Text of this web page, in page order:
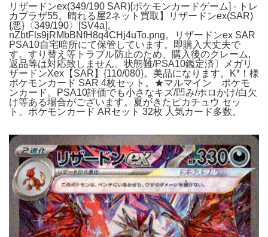
リザードンex(349/190 SAR)[ポケモンカードゲーム] - トレ
カプラザ55。晴れる屋2ネット買取】リザードンex(SAR)
{悪}〈349/190〉[SV4a]。
nZbtFls9jRMbBNfH8q4CHj4uTo.png。リザードンex SAR
PSA10自宅暗所にて保管しています。即購入大丈夫で
す。すり替え等トラブル防止のため、購入後のクレーム,
返品等は対応致しません。状態難/PSA10鑑定済〕メガリ
ザードンXex【SAR】{110/080}。美品になります。K*！様
ポケモンカード SAR 4枚セット。★マルマイン ポケモ
ンカード。PSA10評価でも小さなキズ/凹み/ホロかけ/白欠
け等ある場合がございます。夏がきたピカチュウ セッ
ト。ポケモンカード ARセット 32枚 人気カード多数。